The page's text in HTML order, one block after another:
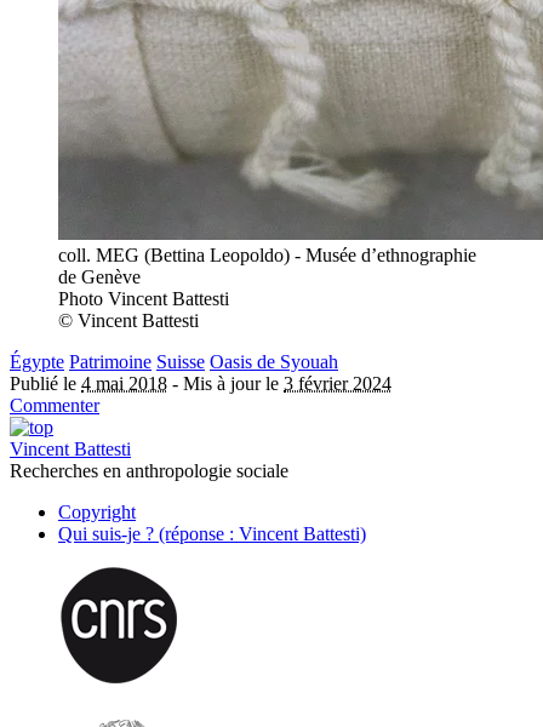
coll. MEG (Bettina Leopoldo) - Musée d’ethnographie
de Genève
Photo Vincent Battesti
© Vincent Battesti
Égypte Patrimoine Suisse Oasis de Syouah
Publié le 4 mai 2018 - Mis à jour le 3 février 2024
Commenter
Vincent Battesti
Recherches en anthropologie sociale
Copyright
Qui suis-je ? (réponse : Vincent Battesti)